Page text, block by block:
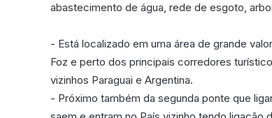
abastecimento de água, rede de esgoto,
- Está localizado em uma área de grande
Foz e perto dos principais corredores
vizinhos Paraguai e Argentina.
- Próximo também da segunda ponte que